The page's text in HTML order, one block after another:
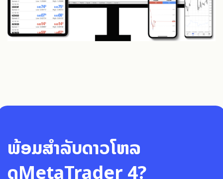
ພ້ອມສໍາລັບດາວໂຫລ
ດMetaTrader 4?